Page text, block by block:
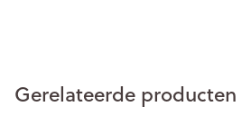
Gerelateerde producten